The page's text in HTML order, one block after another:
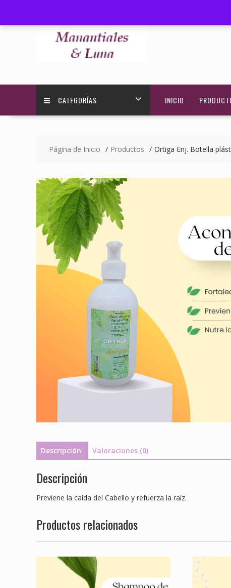
CATEGORÍAS INICIO
Página de Inicio Productos Ortiga Enj. Botella
Descripción Valoraciones (0)
Descripción
Previene la caída del Cabello y refuerza la raíz.
Productos relacionados